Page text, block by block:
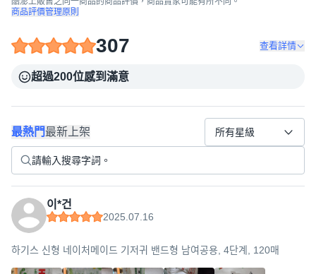
商品評價管理原則
307 查看詳情
超過200位感到滿意
最熱門最新上架 所有星級
이*건
2025.07.16
하기스 신형 네이처메이드 기저귀 밴드형 남여공용, 4단계, 120매